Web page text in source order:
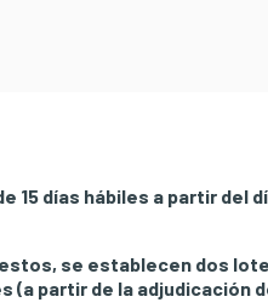
15 días hábiles a partir del
se establecen dos
(a partir de la adjudicación